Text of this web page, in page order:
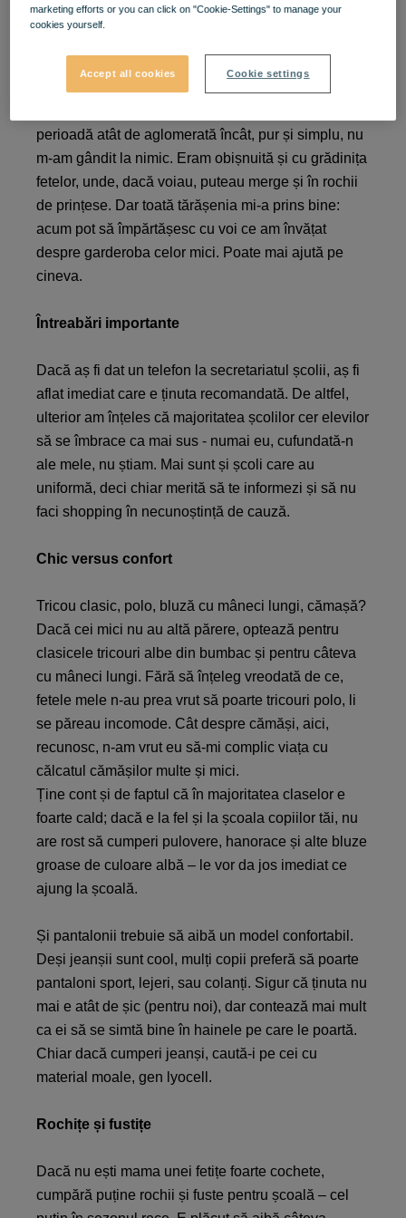
Experiența mea zice că niciunul.
perioadă atât de aglomerată încât, pur și simplu, nu
m-am gândit la nimic. Eram obișnuită și cu grădinița
fetelor, unde, dacă voiau, puteau merge și în rochii
de prințese. Dar toată tărășenia mi-a prins bine:
acum pot să împărtășesc cu voi ce am învățat
despre garderoba celor mici. Poate mai ajută pe
cineva.
Întreabări importante
Dacă aș fi dat un telefon la secretariatul școlii, aș fi
aflat imediat care e ținuta recomandată. De altfel,
ulterior am înțeles că majoritatea școlilor cer elevilor
să se îmbrace ca mai sus - numai eu, cufundată-n
ale mele, nu știam. Mai sunt și școli care au
uniformă, deci chiar merită să te informezi și să nu
faci shopping în necunoștință de cauză.
Chic versus confort
Tricou clasic, polo, bluză cu mâneci lungi, cămașă?
Dacă cei mici nu au altă părere, optează pentru
clasicele tricouri albe din bumbac și pentru câteva
cu mâneci lungi. Fără să înțeleg vreodată de ce,
fetele mele n-au prea vrut să poarte tricouri polo, li
se păreau incomode. Cât despre cămăși, aici,
recunosc, n-am vrut eu să-mi complic viața cu
călcatul cămășilor multe și mici.
Ține cont și de faptul că în majoritatea claselor e
foarte cald; dacă e la fel și la școala copiilor tăi, nu
are rost să cumperi pulovere, hanorace și alte bluze
groase de culoare albă – le vor da jos imediat ce
ajung la școală.
Și pantalonii trebuie să aibă un model confortabil.
Deși jeanșii sunt cool, mulți copii preferă să poarte
pantaloni sport, lejeri, sau colanți. Sigur că ținuta nu
mai e atât de șic (pentru noi), dar contează mai mult
ca ei să se simtă bine în hainele pe care le poartă.
Chiar dacă cumperi jeanși, caută-i pe cei cu
material moale, gen lyocell.
Rochițe și fustițe
Dacă nu ești mama unei fetițe foarte cochete,
cumpără puține rochii și fuste pentru școală – cel
marketing efforts or you can click on "Cookie-Settings" to manage your
cookies yourself.
Accept all cookies Cookie settings